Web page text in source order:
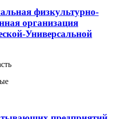
физкультурно-
организация
Универсальной